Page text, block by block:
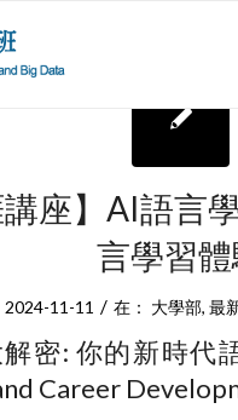
講座】AI語言
言學習
2024-11-11 / 在： 大學部, 最
密: 你的新時代
Career